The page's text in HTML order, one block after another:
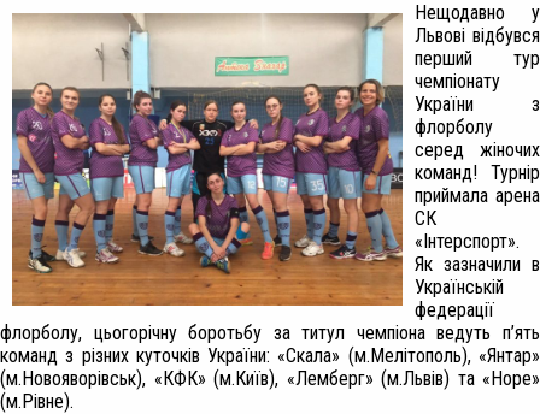
Нещодавно у
Львові відбувся
перший тур
чемпіонату
України з
флорболу
серед жіночих
команд! Турнір
приймала арена
СК
«Інтерспорт».
Як зазначили в
Українській
федерації
флорболу, цьогорічну боротьбу за титул чемпіона ведуть п’ять
команд з різних куточків України: «Скала» (м.Мелітополь), «Янтар»
(м.Новояворівськ), «КФК» (м.Київ), «Лемберг» (м.Львів) та «Hope»
(м.Рівне).